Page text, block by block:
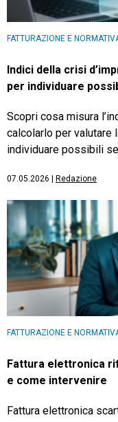
FATTURAZIONE E
Indici della crisi
per individuare
Scopri cosa misura
calcolarlo per valutare
individuare possibili
07.05.2026 Redazione
FATTURAZIONE E
Fattura elettronica
e come intervenire
Fattura elettronica